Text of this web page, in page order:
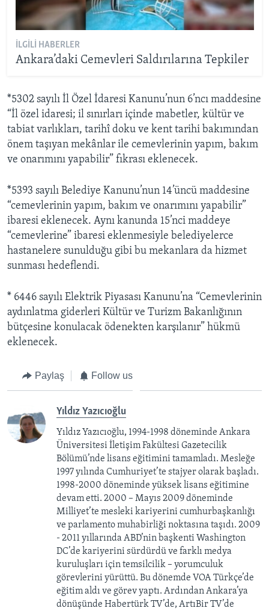
İLGILI HABERLER
Ankara’daki Cemevleri Saldırılarına Tepkiler
*5302 sayılı İl Özel İdaresi Kanunu’nun 6’ncı maddesine
“İl özel idaresi; il sınırları içinde mabetler, kültür ve
tabiat varlıkları, tarihî doku ve kent tarihi bakımından
önem taşıyan mekânlar ile cemevlerinin yapım, bakım
ve onarımını yapabilir” fıkrası eklenecek.
*5393 sayılı Belediye Kanunu’nun 14’üncü maddesine
“cemevlerinin yapım, bakım ve onarımını yapabilir”
ibaresi eklenecek. Aynı kanunda 15’nci maddeye
“cemevlerine” ibaresi eklenmesiyle belediyelerce
hastanelere sunulduğu gibi bu mekanlara da hizmet
sunması hedeflendi.
* 6446 sayılı Elektrik Piyasası Kanunu’na “Cemevlerinin
aydınlatma giderleri Kültür ve Turizm Bakanlığının
bütçesine konulacak ödenekten karşılanır” hükmü
eklenecek.
Paylaş Follow us
Yıldız Yazıcıoğlu
Yıldız Yazıcıoğlu, 1994-1998 döneminde Ankara
Üniversitesi İletişim Fakültesi Gazetecilik
Bölümü’nde lisans eğitimini tamamladı. Mesleğe
1997 yılında Cumhuriyet’te stajyer olarak başladı.
1998-2000 döneminde yüksek lisans eğitimine
devam etti. 2000 – Mayıs 2009 döneminde
Milliyet’te mesleki kariyerini cumhurbaşkanlığı
ve parlamento muhabirliği noktasına taşıdı. 2009
- 2011 yıllarında ABD’nin başkenti Washington
DC’de kariyerini sürdürdü ve farklı medya
kuruluşları için temsilcilik – yorumculuk
görevlerini yürüttü. Bu dönemde VOA Türkçe’de
eğitim aldı ve görev yaptı. Ardından Ankara’ya
dönüşünde Habertürk TV’de, ArtıBir TV’de